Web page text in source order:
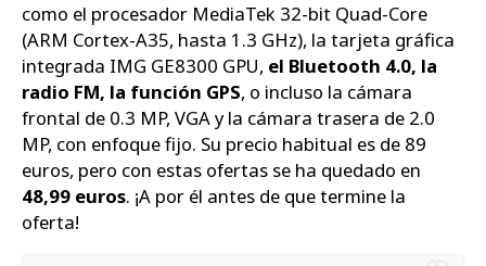
como el procesador MediaTek 32-bit Quad-Core
(ARM Cortex-A35, hasta 1.3 GHz), la tarjeta gráfica
integrada IMG GE8300 GPU, el Bluetooth 4.0, la
radio FM, la función GPS, o incluso la cámara
frontal de 0.3 MP, VGA y la cámara trasera de 2.0
MP, con enfoque fijo. Su precio habitual es de 89
euros, pero con estas ofertas se ha quedado en
48,99 euros. ¡A por él antes de que termine la
oferta!